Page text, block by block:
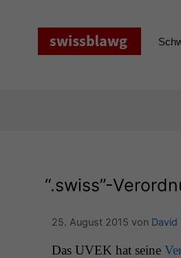
“.swiss”-
25. August 2015 von David
Das UVEK hat seine